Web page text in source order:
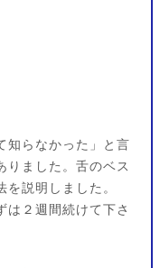
知らなかった」と言
りました。舌のベス
を説明しました。
は２週間続けて下さ